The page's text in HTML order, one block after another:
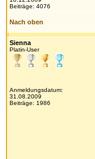
Beiträge: 4076
Nach oben
Sienna
Platin-User
Anmeldungsdatum:
31.08.2009
Beiträge: 1986